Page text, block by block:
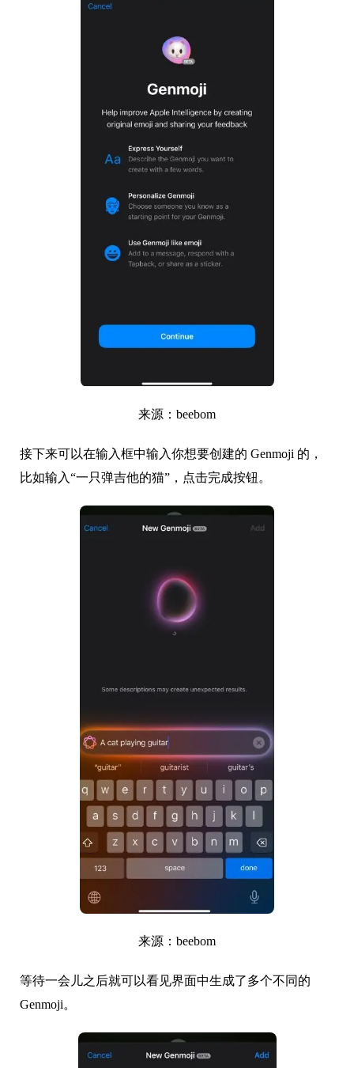
来源：beebom
接下来可以在输入框中输入你想要创建的 Genmoji 的，
比如输入“一只弹吉他的猫”，点击完成按钮。
来源：beebom
等待一会儿之后就可以看见界面中生成了多个不同的
Genmoji。